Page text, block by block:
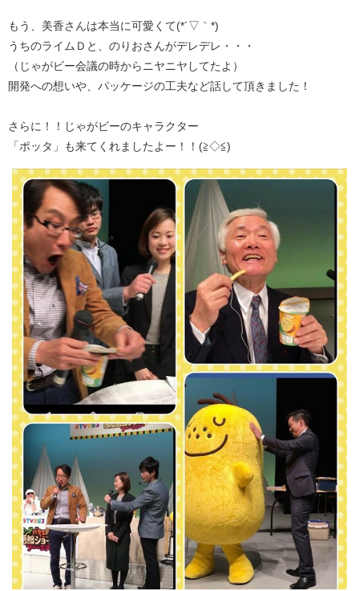
もう、美香さんは本当に可愛くて(*´▽｀*)
うちのライムＤと、のりおさんがデレデレ・・・
（じゃがビー会議の時からニヤニヤしてたよ）
開発への想いや、パッケージの工夫など話して頂きました！
さらに！！じゃがビーのキャラクター
「ポッタ」も来てくれましたよー！！(≧◇≦)